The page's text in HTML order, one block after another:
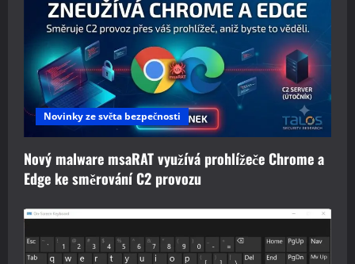
Novinky ze světa bezpečnosti
Nový malware msaRAT využívá prohlížeče Chrome a
Edge ke směrování C2 provozu